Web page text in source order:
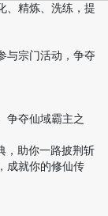
、精炼、洗练，提
与宗门活动，争夺
争夺仙域霸主之
，助你一路披荆斩
成就你的修仙传